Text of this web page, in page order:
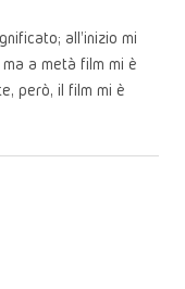
all'inizio mi
a metà film mi è
però, il film mi è